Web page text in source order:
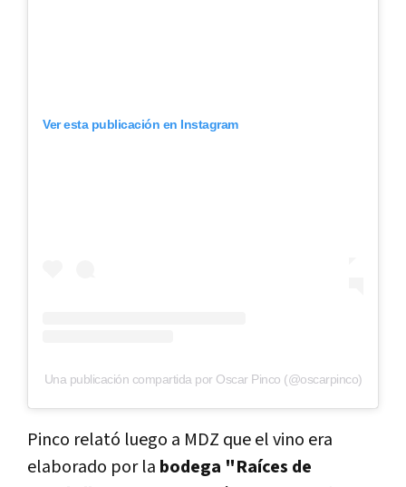
Ver esta publicación en Instagram
Una publicación compartida por Oscar Pinco (@oscarpinco)
Pinco relató luego a MDZ que el vino era
elaborado por la bodega "Raíces de